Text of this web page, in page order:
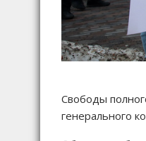
Свободы
генерального